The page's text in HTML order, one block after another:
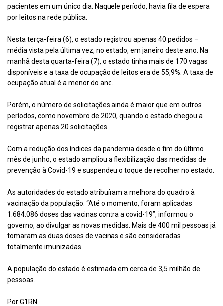
pacientes em um único dia. Naquele período, havia fila de espera
por leitos na rede pública.
Nesta terça-feira (6), o estado registrou apenas 40 pedidos –
média vista pela última vez, no estado, em janeiro deste ano. Na
manhã desta quarta-feira (7), o estado tinha mais de 170 vagas
disponíveis e a taxa de ocupação de leitos era de 55,9%. A taxa de
ocupação atual é a menor do ano.
Porém, o número de solicitações ainda é maior que em outros
períodos, como novembro de 2020, quando o estado chegou a
registrar apenas 20 solicitações.
Com a redução dos índices da pandemia desde o fim do último
mês de junho, o estado ampliou a flexibilização das medidas de
prevenção à Covid-19 e suspendeu o toque de recolher no estado.
As autoridades do estado atribuíram a melhora do quadro à
vacinação da população. “Até o momento, foram aplicadas
1.684.086 doses das vacinas contra a covid-19”, informou o
governo, ao divulgar as novas medidas. Mais de 400 mil pessoas já
tomaram as duas doses de vacinas e são consideradas
totalmente imunizadas.
A população do estado é estimada em cerca de 3,5 milhão de
pessoas.
Por G1RN